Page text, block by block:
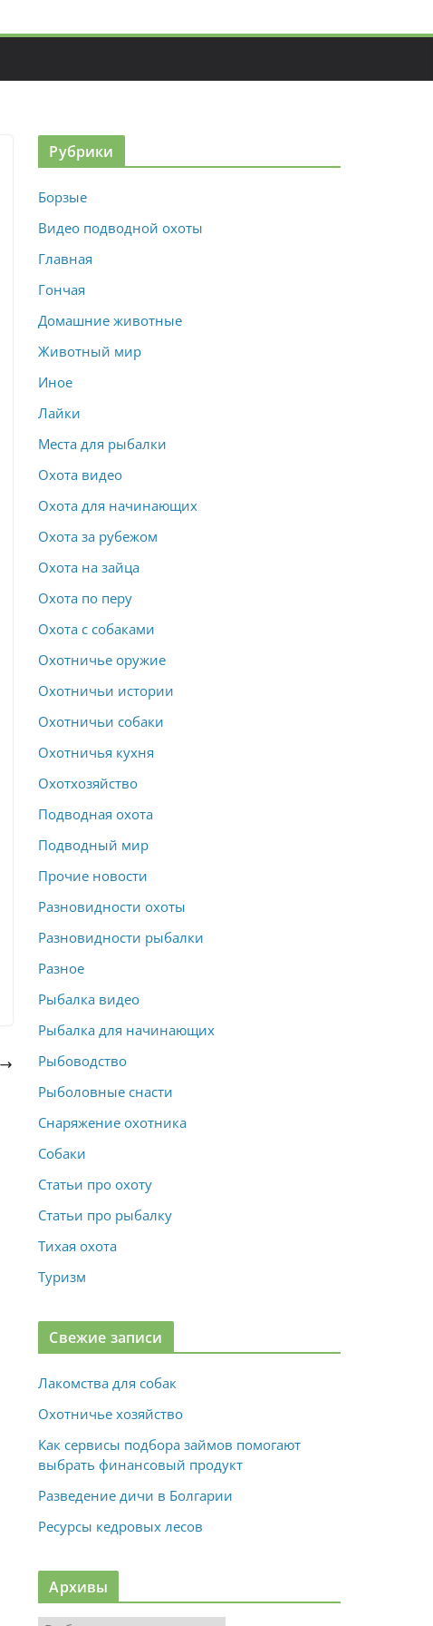
Рубрики
Борзые
Видео подводной охоты
Главная
Гончая
Домашние животные
Животный мир
Иное
Лайки
Места для рыбалки
Охота видео
Охота для начинающих
Охота за рубежом
Охота на зайца
Охота по перу
Охота с собаками
Охотничье оружие
Охотничьи истории
Охотничьи собаки
Охотничья кухня
Охотхозяйство
Подводная охота
Подводный мир
Прочие новости
Разновидности охоты
Разновидности рыбалки
Разное
Рыбалка видео
Рыбалка для начинающих
Рыбоводство
Рыболовные снасти
Снаряжение охотника
Собаки
Статьи про охоту
Статьи про рыбалку
Тихая охота
Туризм
Свежие записи
Лакомства для собак
Охотничье хозяйство
Как сервисы подбора займов помогают
выбрать финансовый продукт
Разведение дичи в Болгарии
Ресурсы кедровых лесов
Архивы